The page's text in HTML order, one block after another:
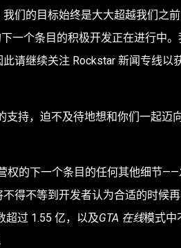
们的目标始终是大大超越我们之
一个条目的积极开发正在进行中。
请继续关注 Rockstar 新闻专线以
支持，迫不及待地想和你们一起迈
权的下一个条目的任何其他细节——
得不等到开发者认为合适的时候再
超过 1.55 亿，以及GTA 在线模式中